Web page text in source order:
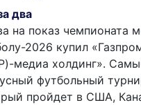
два
на показ чемпионата
2026 купил
медиа холдинг».
футбольный
пройдет в США,